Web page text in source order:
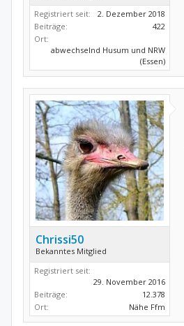
Registriert seit:
2. Dezember 2018
Beiträge:
422
Ort:
abwechselnd Husum und NRW
(Essen)
Chrissi50
Bekanntes Mitglied
Registriert seit:
29. November 2016
Beiträge:
12.378
Ort:
Nähe Ffm